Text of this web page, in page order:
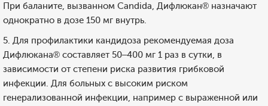
При баланите, вызванном Candida, Дифлюкан® назначают
однократно в дозе 150 мг внутрь.
5. Для профилактики кандидоза рекомендуемая доза
Дифлюкана® составляет 50–400 мг 1 раз в сутки, в
зависимости от степени риска развития грибковой
инфекции. Для больных с высоким риском
генерализованной инфекции, например с выраженной или